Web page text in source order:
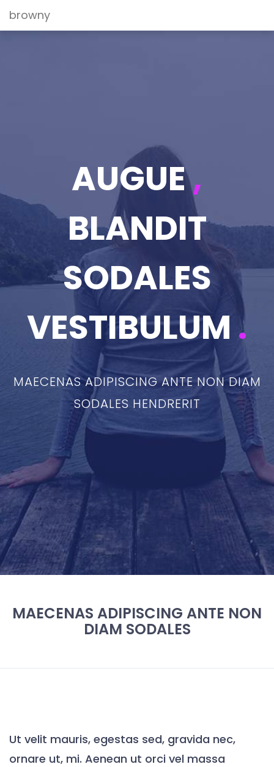
browny
AUGUE,
BLANDIT
SODALES
VESTIBULUM.
MAECENAS ADIPISCING ANTE NON DIAM
SODALES HENDRERIT
MAECENAS ADIPISCING ANTE NON
DIAM SODALES
Ut velit mauris, egestas sed, gravida nec,
ornare ut, mi. Aenean ut orci vel massa